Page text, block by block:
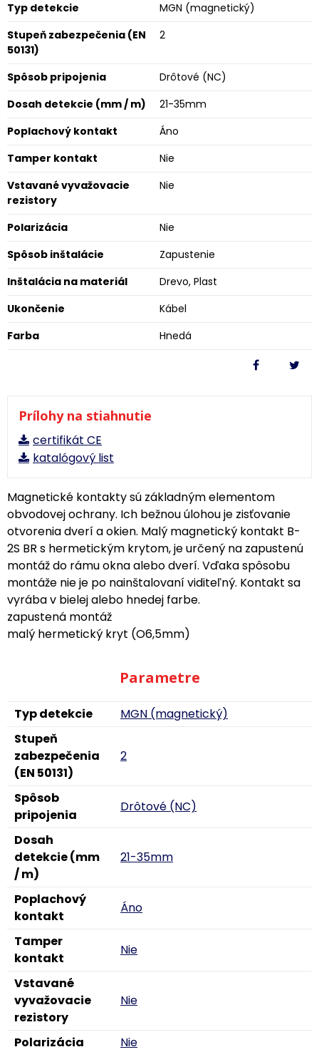
Typ detekcie
MGN (magnetický)
Stupeň zabezpečenia (EN
50131)
2
Spôsob pripojenia
Drôtové (NC)
Dosah detekcie (mm / m)
21-35mm
Poplachový kontakt
Áno
Tamper kontakt
Nie
Vstavané vyvažovacie
rezistory
Nie
Polarizácia
Nie
Spôsob inštalácie
Zapustenie
Inštalácia na materiál
Drevo, Plast
Ukončenie
Kábel
Farba
Hnedá
Prílohy na stiahnutie
certifikát CE
katalógový list
Magnetické kontakty sú základným elementom
obvodovej ochrany. Ich bežnou úlohou je zisťovanie
otvorenia dverí a okien. Malý magnetický kontakt B-
2S BR s hermetickým krytom, je určený na zapustenú
montáž do rámu okna alebo dverí. Vďaka spôsobu
montáže nie je po nainštalovaní viditeľný. Kontakt sa
vyrába v bielej alebo hnedej farbe.
zapustená montáž
malý hermetický kryt (O6,5mm)
Parametre
Typ detekcie
MGN (magnetický)
Stupeň
zabezpečenia
(EN 50131)
2
Spôsob
pripojenia
Drôtové (NC)
Dosah
detekcie (mm
/ m)
21-35mm
Poplachový
kontakt
Áno
Tamper
kontakt
Nie
Vstavané
vyvažovacie
rezistory
Nie
Polarizácia Nie